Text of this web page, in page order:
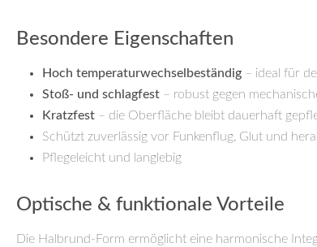
Besondere Eigenschaften
Hoch temperaturwechselbeständig – ideal für
Stoß- und schlagfest – robust gegen
Kratzfest – die Oberfläche bleibt dauerhaft
Schützt zuverlässig vor Funkenflug, Glut und
Pflegeleicht und langlebig
Optische & funktionale Vorteile
Die Halbrund-Form ermöglicht eine harmonische